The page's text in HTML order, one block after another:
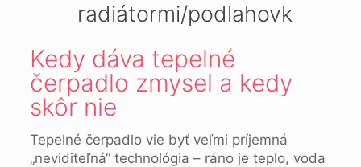
radiátormi/podlahovk
Kedy dáva tepelné
čerpadlo zmysel a kedy
skôr nie
Tepelné čerpadlo vie byť veľmi príjemná
„neviditeľná“ technológia – ráno je teplo, voda